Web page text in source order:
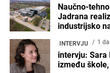
Naučno-
Jadrana
industrijsko
INTERVJU 1
intervju: Sara
između